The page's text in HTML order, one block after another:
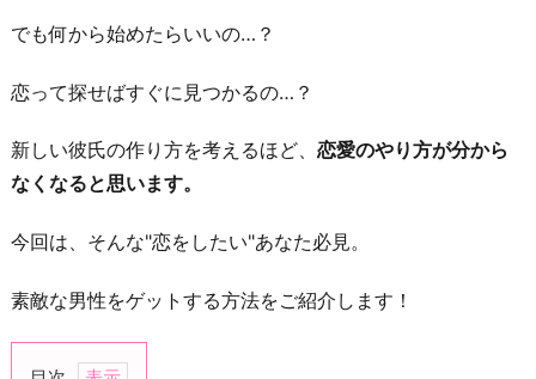
でも何から始めたらいいの…？
恋って探せばすぐに見つかるの…？
新しい彼氏の作り方を考えるほど、 恋愛のやり方が分から
なくなると思います。
今回は、そんな"恋をしたい"あなた必見。
素敵な男性をゲットする方法をご紹介します！